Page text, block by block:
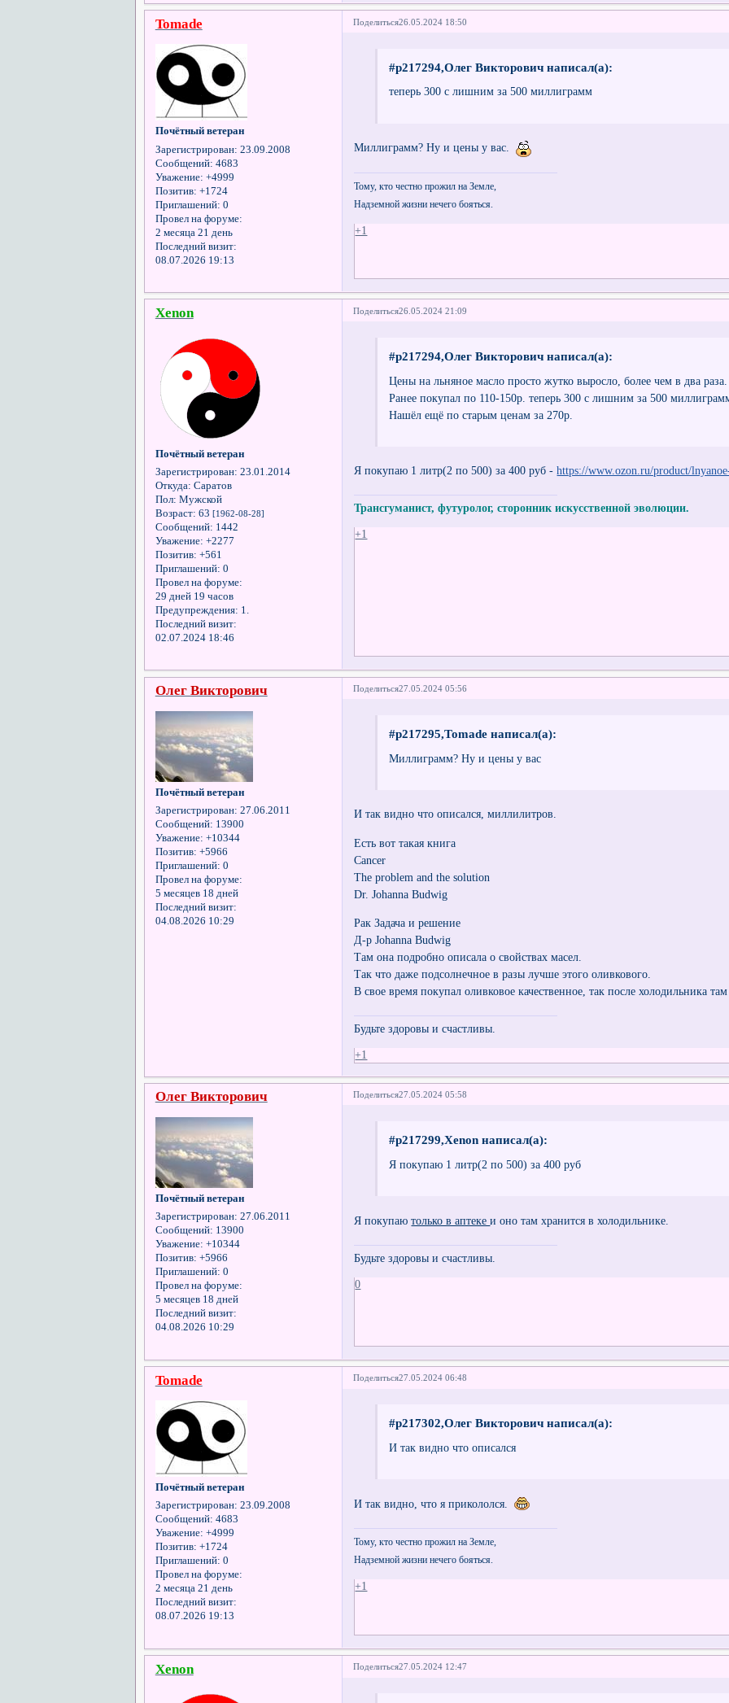
Поделиться26.05.2024 18:50
Tomade
Почётный ветеран
Зарегистрирован: 23.09.2008
Сообщений: 4683
Уважение: +4999
Позитив: +1724
Приглашений: 0
Провел на форуме:
2 месяца 21 день
Последний визит:
08.07.2026 19:13
#p217294,Олег Викторович написал(а):
теперь 300 с лишним за 500 миллиграмм
Миллиграмм? Ну и цены у вас.
Тому, кто честно прожил на Земле,
Надземной жизни нечего бояться.
+1
Поделиться26.05.2024 21:09
Xenon
Почётный ветеран
Зарегистрирован: 23.01.2014
Откуда: Саратов
Пол: Мужской
Возраст: 63 [1962-08-28]
Сообщений: 1442
Уважение: +2277
Позитив: +561
Приглашений: 0
Провел на форуме:
29 дней 19 часов
Предупреждения: 1.
Последний визит:
02.07.2024 18:46
#p217294,Олег Викторович написал(а):
Цены на льняное масло просто жутко выросло, более чем в два раза.
Ранее покупал по 110-150р. теперь 300 с лишним за 500
Нашёл ещё по старым ценам за 270р.
Я покупаю 1 литр(2 по 500) за 400 руб -https://www.ozon.ru/product/
Трансгуманист, футуролог, сторонник искусственной эволюции.
+1
Поделиться27.05.2024 05:56
Олег Викторович
Почётный ветеран
Зарегистрирован: 27.06.2011
Сообщений: 13900
Уважение: +10344
Позитив: +5966
Приглашений: 0
Провел на форуме:
5 месяцев 18 дней
Последний визит:
04.08.2026 10:29
#p217295,Tomade написал(а):
Миллиграмм? Ну и цены у вас
И так видно что описался, миллилитров.
Есть вот такая книга
Cancer
The problem and the solution
Dr. Johanna Budwig
Рак Задача и решение
Д-р Johanna Budwig
Там она подробно описала о свойствах масел.
Так что даже подсолнечное в разы лучше этого оливкового.
В свое время покупал оливковое качественное, так после холодильника там
Будьте здоровы и счастливы.
+1
Поделиться27.05.2024 05:58
Олег Викторович
Почётный ветеран
Зарегистрирован: 27.06.2011
Сообщений: 13900
Уважение: +10344
Позитив: +5966
Приглашений: 0
Провел на форуме:
5 месяцев 18 дней
Последний визит:
04.08.2026 10:29
#p217299,Xenon написал(а):
Я покупаю 1 литр(2 по 500) за 400 руб
Я покупаютолько в аптекеи оно там хранится в холодильнике.
Будьте здоровы и счастливы.
0
Поделиться27.05.2024 06:48
Tomade
Почётный ветеран
Зарегистрирован: 23.09.2008
Сообщений: 4683
Уважение: +4999
Позитив: +1724
Приглашений: 0
Провел на форуме:
2 месяца 21 день
Последний визит:
08.07.2026 19:13
#p217302,Олег Викторович написал(а):
И так видно что описался
И так видно, что я прикололся.
Тому, кто честно прожил на Земле,
Надземной жизни нечего бояться.
+1
Поделиться27.05.2024 12:47
Xenon